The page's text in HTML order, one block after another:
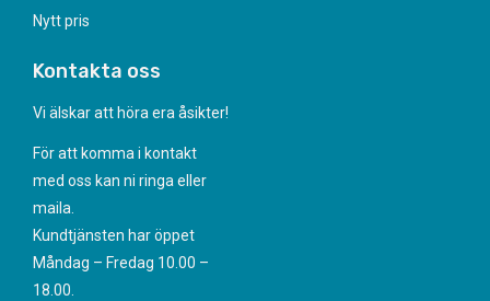
Nytt pris
Kontakta oss
Vi älskar att höra era åsikter!
För att komma i kontakt
med oss kan ni ringa eller
maila.
Kundtjänsten har öppet
Måndag – Fredag 10.00 –
18.00.